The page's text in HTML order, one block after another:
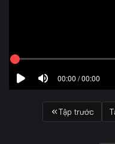
00:00 / 00:00
Tập trước